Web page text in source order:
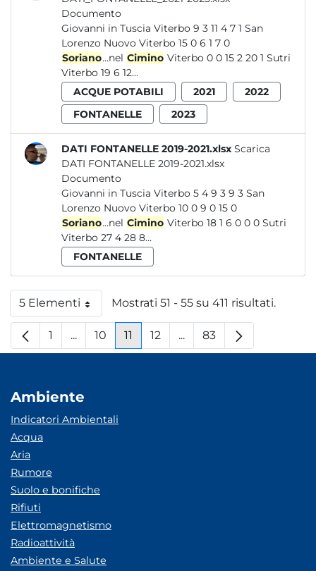
Documento
Giovanni in Tuscia Viterbo 9 3 11 4 7 1 San
Lorenzo Nuovo Viterbo 15 0 6 1 7 0
Soriano...nel Cimino Viterbo 0 0 15 2 20 1 Sutri
Viterbo 19 6 12...
ACQUE POTABILI
2021
2022
FONTANELLE
2023
DATI FONTANELLE 2019-2021.xlsx Scarica
DATI FONTANELLE 2019-2021.xlsx
Documento
Giovanni in Tuscia Viterbo 5 4 9 3 9 3 San
Lorenzo Nuovo Viterbo 10 0 9 0 15 0
Soriano...nel Cimino Viterbo 18 1 6 0 0 0 Sutri
Viterbo 27 4 28 8...
FONTANELLE
5 ElementiPer paginaMostrati 51 - 55 su 411 risultati.
Pagina
1 ...Pagine intermedie
Pagina
10 Pagina
11 Pagina
12 ...Pagine intermedie
Pagina
83
Ambiente
Indicatori Ambientali
Acqua
Aria
Rumore
Suolo e bonifiche
Rifiuti
Elettromagnetismo
Radioattività
Ambiente e Salute